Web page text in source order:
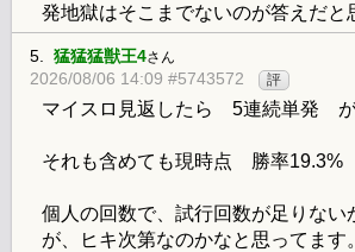
発地獄はそこまでないのが答えだと
5. 猛猛猛獣王4さん
2026/08/06 14:09 #5743572 評
マイスロ見返したら 5連続単発 が
それも含めても現時点 勝率19.3%
個人の回数で、試行回数が足りない
が、ヒキ次第なのかなと思ってます。